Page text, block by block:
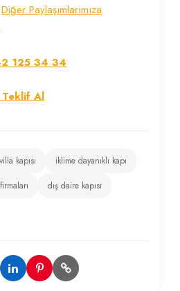
Diğer Paylaşımlarımıza
125 34 34
Teklif Al
kapısı
iklime dayanıklı kapı
dış daire kapısı